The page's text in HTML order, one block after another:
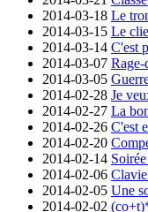
2014-03-18 Le
2014-03-15 Le
2014-03-14 C'est
2014-03-07 Rage-
2014-03-05
2014-02-28 Je
2014-02-27 La
2014-02-26 C'est
2014-02-20
2014-02-14
2014-02-06
2014-02-05 Une
2014-02-02